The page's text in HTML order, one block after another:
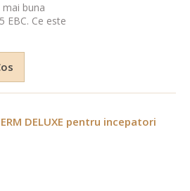
buna
EBC. Ce este
DELUXE pentru incepatori